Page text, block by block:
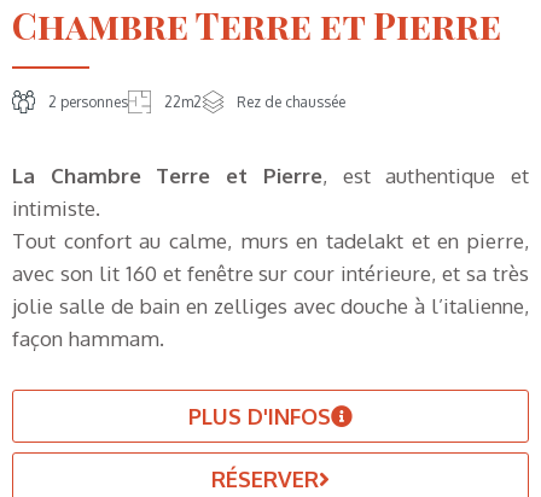
Chambre Terre et Pierre
2 personnes 22m2 Rez de chaussée
La Chambre Terre et Pierre, est authentique et
intimiste.
Tout confort au calme, murs en tadelakt et en pierre,
avec son lit 160 et fenêtre sur cour intérieure, et sa très
jolie salle de bain en zelliges avec douche à l’italienne,
façon hammam.
PLUS D'INFOS
RÉSERVER